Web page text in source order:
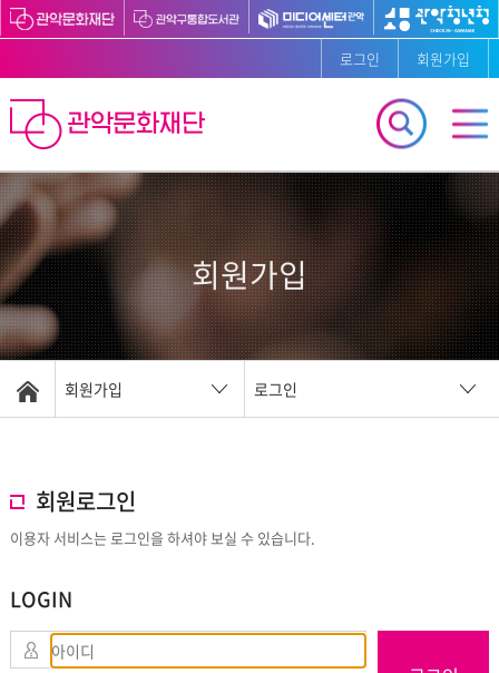
로그인 회원가입
회원가입
회원가입 로그인
회원로그인
이용자 서비스는 로그인을 하셔야 보실 수 있습니다.
LOGIN